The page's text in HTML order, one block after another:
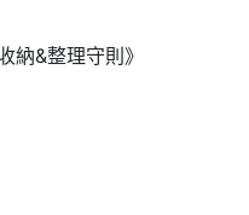
納&整理守則》